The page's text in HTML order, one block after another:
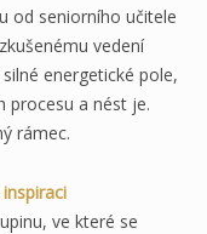
od seniorního učitele
vedení
energetické pole,
procesu a nést je.
rámec.
ve které se